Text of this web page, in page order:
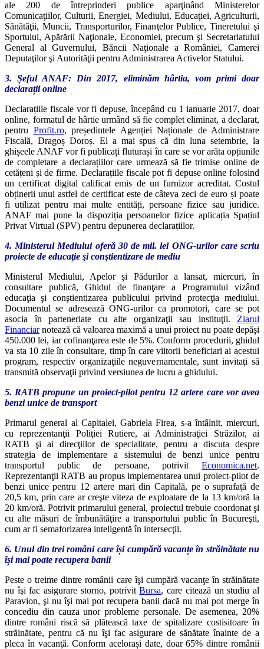
ale 200 de întreprinderi publice aparţinând Ministerelor
Comunicaţiilor, Culturii, Energiei, Mediului, Educaţiei, Agriculturii,
Sănătăţii, Muncii, Transporturilor, Finanţelor Publice, Tineretului şi
Sportului, Apărării Naţionale, Economiei, precum şi Secretariatului
General al Guvernului, Băncii Naţionale a României, Camerei
Deputaţilor şi Autorităţii pentru Administrarea Activelor Statului.
3. Șeful ANAF: Din 2017, eliminăm hârtia, vom primi doar
declarații online
Declarațiile fiscale vor fi depuse, începând cu 1 ianuarie 2017, doar
online, formatul de hârtie urmând să fie complet eliminat, a declarat,
pentru Profit.ro, președintele Agenției Naționale de Administrare
Fiscală, Dragoș Doroș. El a mai spus că din luna setembrie, la
ghișeele ANAF vor fi publicați fluturași în care se vor arăta opțiunile
de completare a declarațiilor care urmează să fie trimise online de
cetățeni și de firme. Declarațiile fiscale pot fi depuse online folosind
un certificat digital calificat emis de un furnizor acreditat. Costul
obținerii unui astfel de certificat este de câteva zeci de euro și poate
fi utilizat pentru mai multe entități, persoane fizice sau juridice.
ANAF mai pune la dispoziția persoanelor fizice aplicația Spațiul
Privat Virtual (SPV) pentru depunerea declarațiilor.
4. Ministerul Mediului oferă 30 de mil. lei ONG-urilor care scriu
proiecte de educaţie şi conştientizare de mediu
Ministerul Mediului, Apelor şi Pădurilor a lansat, miercuri, în
consultare publică, Ghidul de finanţare a Programului vizând
educaţia şi conştientizarea publicului privind protecţia mediului.
Documentul se adresează ONG-urilor ca promotori, care se pot
asocia în parteneriate cu alte organizaţii sau instituţii. Ziarul
Financiarnotează că valoarea maximă a unui proiect nu poate depăşi
450.000 lei, iar cofinanţarea este de 5%. Conform procedurii, ghidul
va sta 10 zile în consultare, timp în care viitorii beneficiari ai acestui
program, respectiv organizaţiile neguvernamentale, sunt invitaţi să
transmită observaţii privind versiunea de lucru a ghidului.
5. RATB propune un proiect-pilot pentru 12 artere care vor avea
benzi unice de transport
Primarul general al Capitalei, Gabriela Firea, s-a întâlnit, miercuri,
cu reprezentanţii Poliţiei Rutiere, ai Administraţiei Străzilor, ai
RATB şi ai direcţiilor de specialitate, pentru a discuta despre
strategia de implementare a sistemului de benzi unice pentru
transportul public de persoane, potrivit Economica.net.
Reprezentanţii RATB au propus implementarea unui proiect-pilot de
benzi unice pentru 12 artere mari din Capitală, pe o suprafaţă de
20,5 km, prin care ar creşte viteza de exploatare de la 13 km/oră la
20 km/oră. Potrivit primarului general, proiectul trebuie coordonat şi
cu alte măsuri de îmbunătăţire a transportului public în Bucureşti,
cum ar fi semaforizarea inteligentă în intersecţii.
6. Unul din trei români care își cumpără vacanțe în străinătate nu
își mai poate recupera banii
Peste o treime dintre românii care îşi cumpără vacanţe în străinătate
nu îşi fac asigurare storno, potrivitBursa, care citează un studiu al
Paravion, şi nu îşi mai pot recupera banii dacă nu mai pot merge în
concediu din cauza unor probleme personale. De asemenea, 20%
dintre români riscă să plătească taxe de spitalizare costisitoare în
străinătate, pentru că nu îşi fac asigurare de sănătate înainte de a
pleca în vacanţă. Conform acelorași date, doar 65% dintre românii